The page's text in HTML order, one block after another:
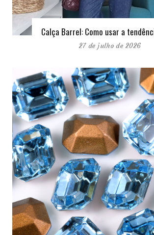
Calça Barrel: Como usar a
27 de julho de 2026